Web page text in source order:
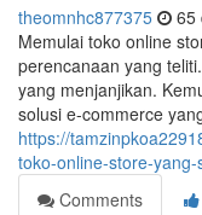
theomnhc877375 65
Memulai toko online
perencanaan yang
yang menjanjikan.
solusi e-commerce
https://
toko-online-store-yang-
Comments